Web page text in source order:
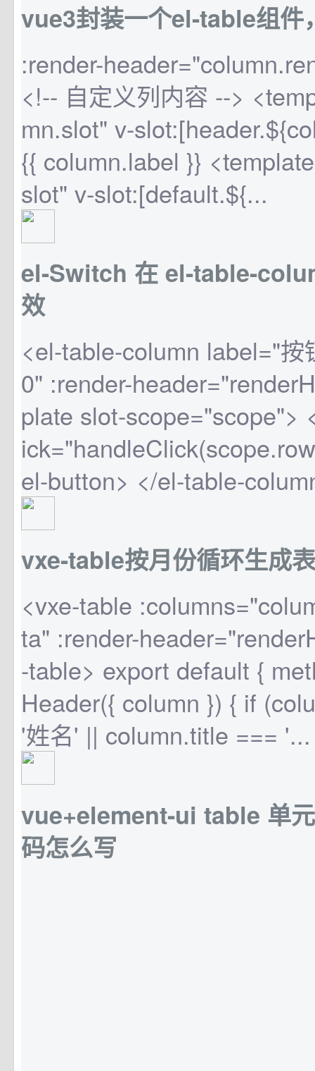
vue3封装一个el-table组件
:render-
<!-- 自定义列内容 -->
mn.slot" v-
{{ column.label }}
slot" v-slot:[default.${...
el-Switch 在 el-table-
效
<el-table-column label="
0" :render-
plate slot-scope="scope">
el-button> </el-table-
vxe-table按月份循环生成
<vxe-table
ta" :render-
-table> export default {
Header({ column }) { if
'姓名' || column.title === '...
vue+element-ui table 单
码怎么写